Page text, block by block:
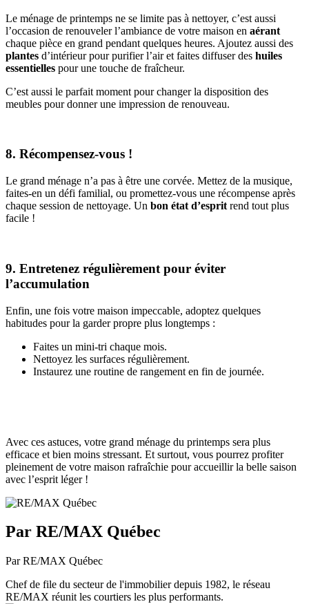
Le ménage de printemps ne se limite pas à nettoyer, c’est aussi
l’occasion de renouveler l’ambiance de votre maison en aérant
chaque pièce en grand pendant quelques heures. Ajoutez aussi des
plantes d’intérieur pour purifier l’air et faites diffuser des huiles
essentielles pour une touche de fraîcheur.
C’est aussi le parfait moment pour changer la disposition des
meubles pour donner une impression de renouveau.
8. Récompensez-vous !
Le grand ménage n’a pas à être une corvée. Mettez de la musique,
faites-en un défi familial, ou promettez-vous une récompense après
chaque session de nettoyage. Un bon état d’esprit rend tout plus
facile !
9. Entretenez régulièrement pour éviter
l’accumulation
Enfin, une fois votre maison impeccable, adoptez quelques
habitudes pour la garder propre plus longtemps :
Faites un mini-tri chaque mois.
Nettoyez les surfaces régulièrement.
Instaurez une routine de rangement en fin de journée.
Avec ces astuces, votre grand ménage du printemps sera plus
efficace et bien moins stressant. Et surtout, vous pourrez profiter
pleinement de votre maison rafraîchie pour accueillir la belle saison
avec l’esprit léger !
Par RE/MAX Québec
Par RE/MAX Québec
Chef de file du secteur de l'immobilier depuis 1982, le réseau
RE/MAX réunit les courtiers les plus performants.